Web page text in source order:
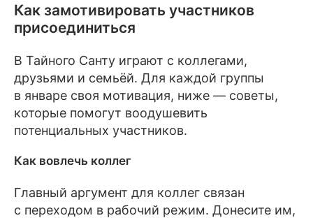
Как замотивировать участников
присоединиться
В Тайного Санту играют с коллегами,
друзьями и семьёй. Для каждой группы
в январе своя мотивация, ниже — советы,
которые помогут воодушевить
потенциальных участников.
Как вовлечь коллег
Главный аргумент для коллег связан
с переходом в рабочий режим. Донесите им,